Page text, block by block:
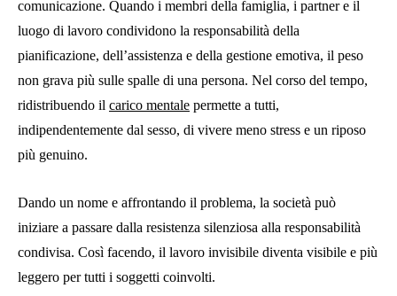
comunicazione. Quando i membri della famiglia, i partner e il
luogo di lavoro condividono la responsabilità della
pianificazione, dell’assistenza e della gestione emotiva, il peso
non grava più sulle spalle di una persona. Nel corso del tempo,
ridistribuendo il carico mentale permette a tutti,
indipendentemente dal sesso, di vivere meno stress e un riposo
più genuino.
Dando un nome e affrontando il problema, la società può
iniziare a passare dalla resistenza silenziosa alla responsabilità
condivisa. Così facendo, il lavoro invisibile diventa visibile e più
leggero per tutti i soggetti coinvolti.